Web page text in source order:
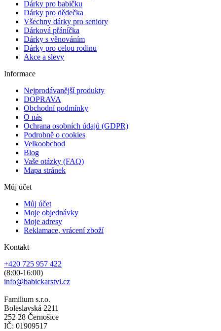
Dárky pro babičku
Dárky pro dědečka
Všechny dárky pro seniory
Dárková přáníčka
Dárky s věnováním
Dárky pro celou rodinu
Akce a slevy
Informace
Nejprodávanější produkty
DOPRAVA
Obchodní podmínky
O nás
Ochrana osobních údajů (GDPR)
Podrobně o cookies
Velkoobchod
Blog
Vaše otázky (FAQ)
Mapa stránek
Můj účet
Můj účet
Moje objednávky
Moje adresy
Reklamace, vrácení zboží
Kontakt
+420 725 957 422
(8:00-16:00)
info@babickarstvi.cz
Familium s.r.o.
Boleslavská 2211
252 28 Černošice
IČ: 01909517